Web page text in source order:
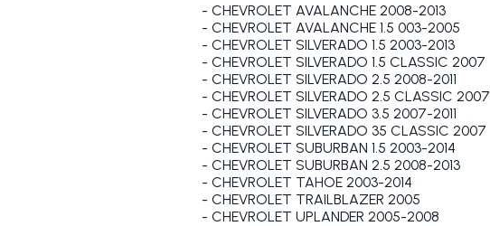
- CHEVROLET AVALANCHE 2008-2013
- CHEVROLET AVALANCHE 1.5 003-2005
- CHEVROLET SILVERADO 1.5 2003-2013
- CHEVROLET SILVERADO 1.5 CLASSIC 2007
- CHEVROLET SILVERADO 2.5 2008-2011
- CHEVROLET SILVERADO 2.5 CLASSIC 2007
- CHEVROLET SILVERADO 3.5 2007-2011
- CHEVROLET SILVERADO 35 CLASSIC 2007
- CHEVROLET SUBURBAN 1.5 2003-2014
- CHEVROLET SUBURBAN 2.5 2008-2013
- CHEVROLET TAHOE 2003-2014
- CHEVROLET TRAILBLAZER 2005
- CHEVROLET UPLANDER 2005-2008